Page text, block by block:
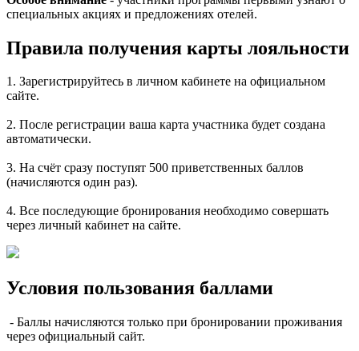
специальных акциях и предложениях отелей.
Правила получения карты лояльности
1. Зарегистрируйтесь в личном кабинете на официальном
сайте.
2. После регистрации ваша карта участника будет создана
автоматически.
3. На счёт сразу поступят 500 приветственных баллов
(начисляются один раз).
4. Все последующие бронирования необходимо совершать
через личный кабинет на сайте.
Условия пользования баллами
- Баллы начисляются только при бронировании проживания
через официальный сайт.